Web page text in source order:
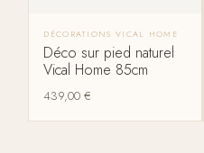
DÉCORATIONS VICAL HOME
Déco sur pied naturel
Vical Home 85cm
439,00€